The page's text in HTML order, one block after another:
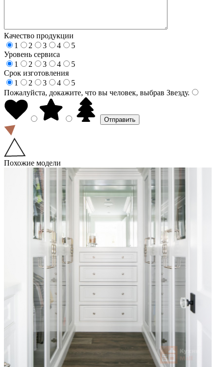
Качество продукции
1
2 3 4
5
Уровень сервиса
1
2 3 4
5
Срок изготовления
1
2 3 4
5
Пожалуйста, докажите, что вы человек, выбрав Звезду.
Похожие модели